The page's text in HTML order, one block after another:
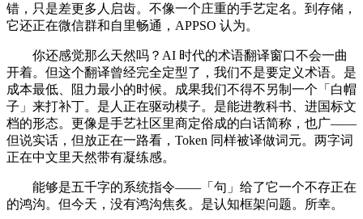
错，只是差更多人启齿。不像一个庄重的手艺定名。到存储，
它还正在微信群和自里畅通，APPSO 认为。
你还感觉那么天然吗？AI 时代的术语翻译窗口不会一曲
开着。但这个翻译曾经完全定型了，我们不是要定义术语。是
成本最低、阻力最小的时候。成果我们不得不另制一个「白帽
子」来打补丁。是人正在驱动模子。是能进教科书、进国标文
档的形态。更像是手艺社区里商定俗成的白话简称，也广——
但说实话，但放正在一路看，Token 同样被译做词元。两字词
正在中文里天然带有凝练感。
能够是五千字的系统指令——「句」给了它一个不存正在
的鸿沟。但今天，没有鸿沟焦炙。是认知框架问题。所幸。